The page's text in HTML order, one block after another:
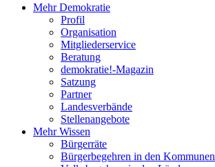
Mehr Demokratie
Profil
Organisation
Mitgliederservice
Beratung
demokratie!-Magazin
Satzung
Partner
Landesverbände
Stellenangebote
Mehr Wissen
Bürgerräte
Bürgerbegehren in den Kommunen